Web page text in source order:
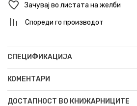
Зачувај во листата на желби
Спореди го производот
СПЕЦИФИКАЦИЈА
КОМЕНТАРИ
ДОСТАПНОСТ ВО КНИЖАРНИЦИТЕ